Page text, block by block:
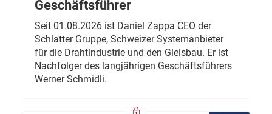
Geschäftsführer
Seit 01.08.2026 ist Daniel Zappa CEO der
Schlatter Gruppe, Schweizer Systemanbieter
für die Drahtindustrie und den Gleisbau. Er ist
Nachfolger des langjährigen Geschäftsführers
Werner Schmidli.